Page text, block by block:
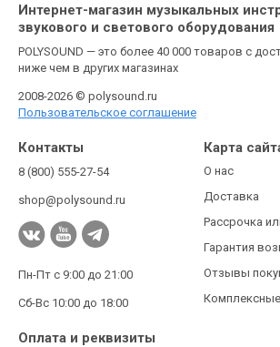
Интернет-магазин музыкальных
звукового и светового оборудования
POLYSOUND — это более 40 000 товаров с
ниже чем в других магазинах
2008-2026 © polysound.ru
Пользовательское соглашение
Контакты
8 (800) 555-27-54
shop@polysound.ru
Пн-Пт с 9:00 до 21:00
Сб-Вс 10:00 до 18:00
Карта
О нас
Доставка
Рассрочка
Гарантия
Отзывы
Оплата и реквизиты